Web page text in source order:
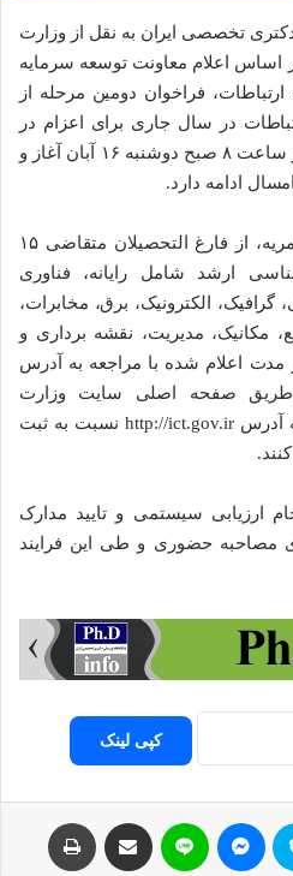
تخصصی ایران به نقل از وزارت
اساس اعلام معاونت توسعه سرمایه
فراخوان دومین مرحله از
در سال جاری برای اعزام در
تاریخ اول اسفند ماه امسال، از ساعت ۸ صبح دوشنبه ۱۶ آبان آغاز و
در این مرحله از جذب نیروی امریه، از فارغ التحصیلان متقاضی ۱۵
ارشد شامل رایانه، فناوری
الکترونیک، برق، مخابرات،
مکانیک، مدیریت، نقشه برداری و
اعلام شده با مراجعه به آدرس
صفحه اصلی سایت وزارت
ارتباطات و فناوری اطلاعات به آدرس http://ict.gov.ir نسبت به ثبت
ارزیابی سیستمی و تایید مدارک
مصاحبه حضوری و طی این فرایند
کپی لینک